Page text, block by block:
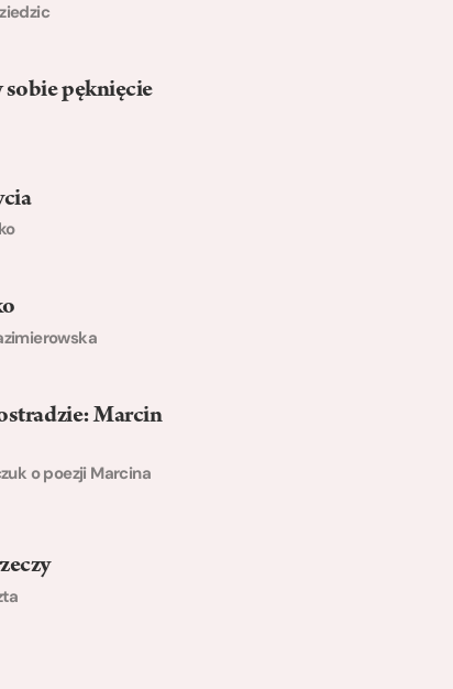
pęknięcie
Marcin
o poezji Marcina